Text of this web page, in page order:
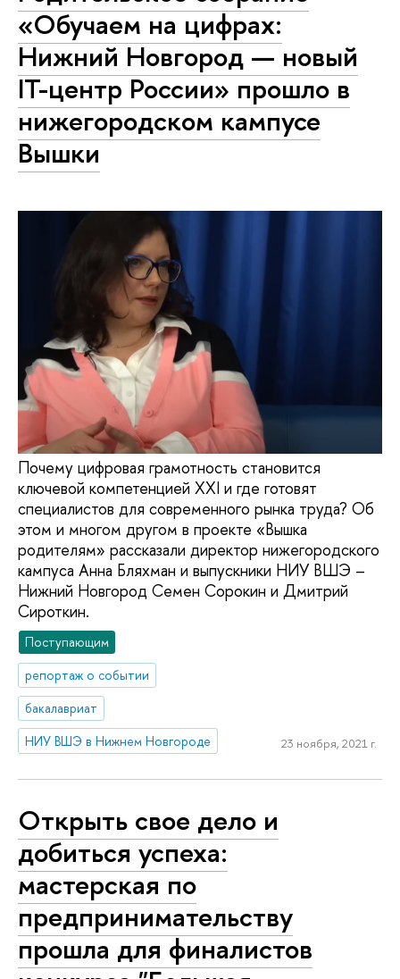
«Обучаем на цифрах:
Нижний Новгород — новый
IT-центр России» прошло в
нижегородском кампусе
Вышки
Почему цифровая грамотность становится
ключевой компетенцией ХХI и где готовят
специалистов для современного рынка труда? Об
этом и многом другом в проекте «Вышка
родителям» рассказали директор нижегородского
кампуса Анна Бляхман и выпускники НИУ ВШЭ –
Нижний Новгород Семен Сорокин и Дмитрий
Сироткин.
Поступающим
репортаж о событии
бакалавриат
НИУ ВШЭ в Нижнем Новгороде
23 ноября, 2021 г.
Открыть свое дело и
добиться успеха:
мастерская по
предпринимательству
прошла для финалистов